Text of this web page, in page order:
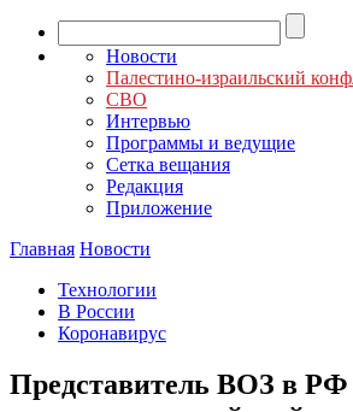
Новости
Палестино-израильский
СВО
Интервью
Программы и ведущие
Сетка вещания
Редакция
Приложение
Главная Новости
Технологии
В России
Коронавирус
Представитель ВОЗ в РФ